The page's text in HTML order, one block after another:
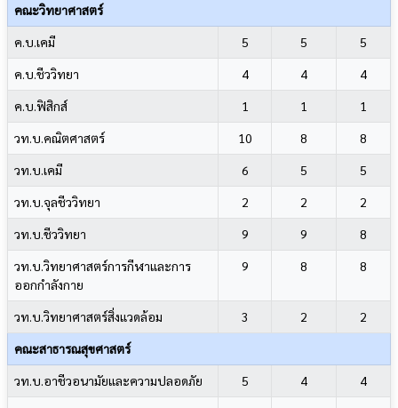
คณะวิทยาศาสตร์
ค.บ.เคมี
5 5
5
ค.บ.ชีววิทยา
4 4
4
ค.บ.ฟิสิกส์
1 1
1
วท.บ.คณิตศาสตร์
10 8
8
วท.บ.เคมี
6 5
5
วท.บ.จุลชีววิทยา
2 2
2
วท.บ.ชีววิทยา
9 9
8
วท.บ.วิทยาศาสตร์การกีฬาและการ
ออกกำลังกาย
9 8 8
วท.บ.วิทยาศาสตร์สิ่งแวดล้อม 3 2
2
คณะสาธารณสุขศาสตร์
วท.บ.อาชีวอนามัยและความปลอดภัย
5 4
4